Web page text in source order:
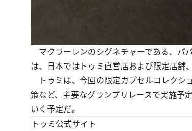
マクラーレンのシグネチャーである、パ
は、日本ではトゥミ直営店および限定店舗
トゥミは、今回の限定カプセルコレクシ
策など、主要なグランプリレースで実施予
いく予定だ。
トゥミ公式サイト